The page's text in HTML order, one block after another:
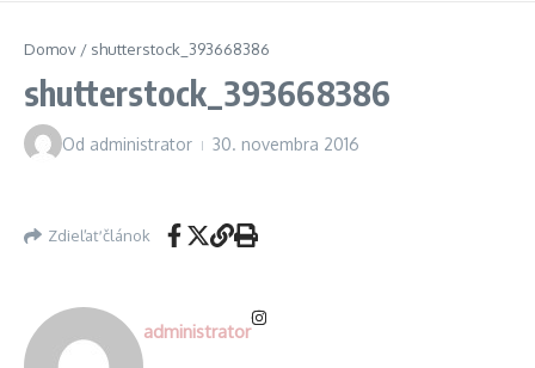
Domov / shutterstock_393668386
shutterstock_393668386
Od administrator 30. novembra 2016
Zdieľať článok
administrator